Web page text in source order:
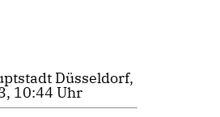
Düsseldorf,
10:44 Uhr